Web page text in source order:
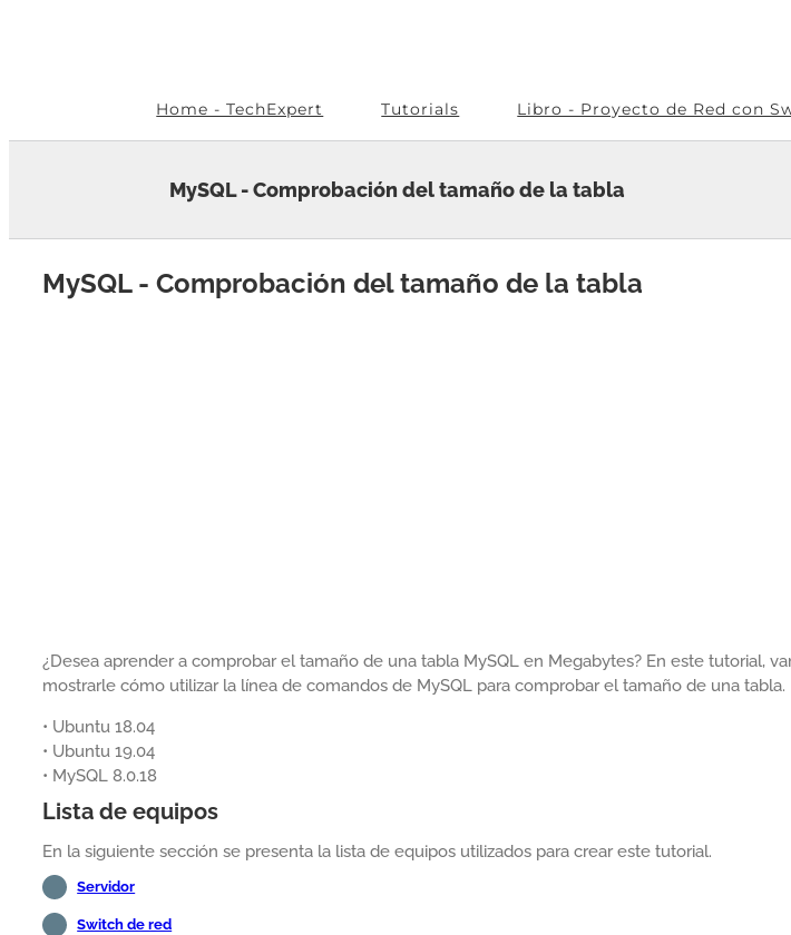
Home - TechExpert
Tutorials Libro - Proyecto de Red con
MySQL - Comprobación del tamaño de la tabla
MySQL - Comprobación del tamaño de la tabla
¿Desea aprender a comprobar el tamaño de una tabla MySQL en Megabytes? En este tutorial,
mostrarle cómo utilizar la línea de comandos de MySQL para comprobar el tamaño de una tabla.
• Ubuntu 18.04
• Ubuntu 19.04
• MySQL 8.0.18
Lista de equipos
En la siguiente sección se presenta la lista de equipos utilizados para crear este tutorial.
Servidor
Switch de red